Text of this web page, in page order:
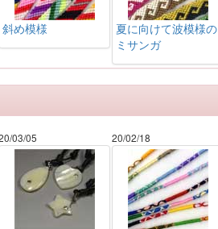
斜め模様
夏に向けて波模様の
ミサンガ
03/05 20/02/18